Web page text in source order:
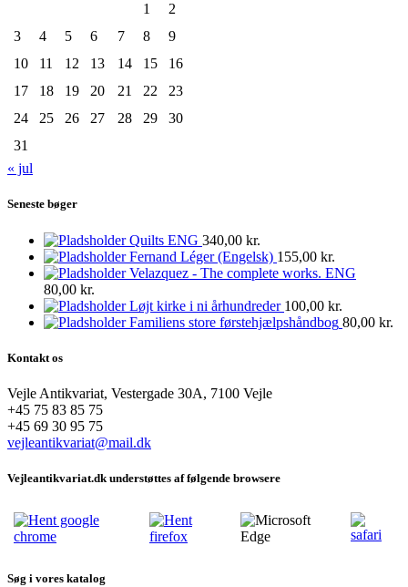
1
2
3
4 5 6 7 8
9
10
11 12 13 14 15
16
17
18 19 20 21 22
23
24
25 26 27 28 29
30
31
« jul
Seneste bøger
Quilts ENG 340,00 kr.
Fernand Léger (Engelsk) 155,00 kr.
Velazquez - The complete works. ENG
80,00 kr.
Løjt kirke i ni århundreder 100,00 kr.
Familiens store førstehjælpshåndbog 80,00 kr.
Kontakt os
Vejle Antikvariat, Vestergade 30A, 7100 Vejle
+45 75 83 85 75
+45 69 30 95 75
vejleantikvariat@mail.dk
Vejleantikvariat.dk understøttes af følgende browsere
Søg i vores katalog